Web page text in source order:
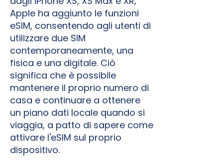
Apple ha aggiunto le funzioni
eSIM, consentendo agli utenti di
utilizzare due SIM
contemporaneamente, una
fisica e una digitale. Ciò
significa che è possibile
mantenere il proprio numero di
casa e continuare a ottenere
un piano dati locale quando si
viaggia, a patto di sapere come
attivare l'eSIM sul proprio
dispositivo.